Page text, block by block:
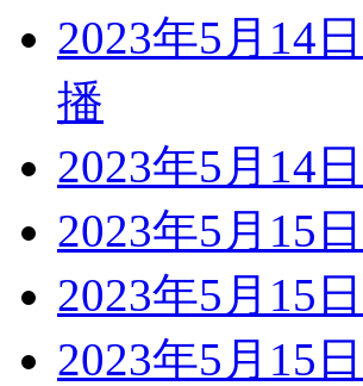
2023年5月14
播
2023年5月14
2023年5月15
2023年5月15
2023年5月15